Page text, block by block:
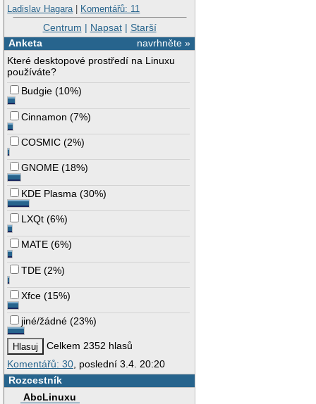
Ladislav Hagara| Komentářů: 11
Centrum | Napsat| Starší
navrhněte »
Anketa
Které desktopové prostředí na Linuxu
používáte?
Budgie (10%)
Cinnamon (7%)
COSMIC (2%)
GNOME (18%)
KDE Plasma (30%)
LXQt (6%)
MATE (6%)
TDE (2%)
Xfce (15%)
jiné/žádné (23%)
Celkem 2352 hlasů
Komentářů: 30 , poslední 3.4. 20:20
Rozcestník
AbcLinuxu